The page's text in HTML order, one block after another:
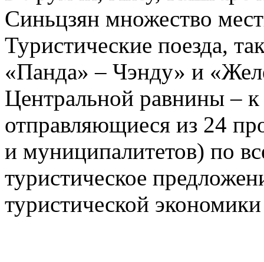
Синьцзян множество
Туристические поезда,
«Панда» – Чэнду» и
Центральной равнины –
отправляющиеся из 24
и муниципалитетов) по
туристическое
туристической